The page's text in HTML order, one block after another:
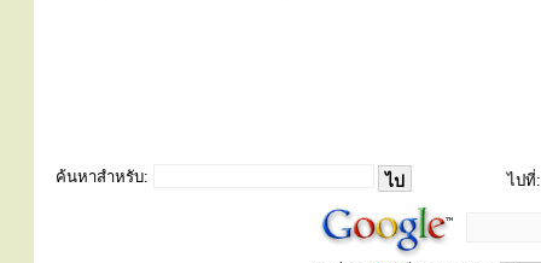
ค้นหาสำหรับ: ไปที่: